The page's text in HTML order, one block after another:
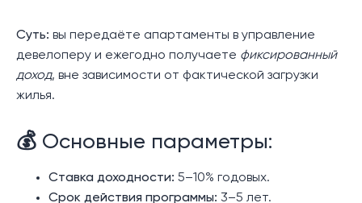
Суть: вы передаёте апартаменты в управление
девелоперу и ежегодно получаете фиксированный
доход, вне зависимости от фактической загрузки
жилья.
💰 Основные параметры:
Ставка доходности: 5–10% годовых.
Срок действия программы: 3–5 лет.